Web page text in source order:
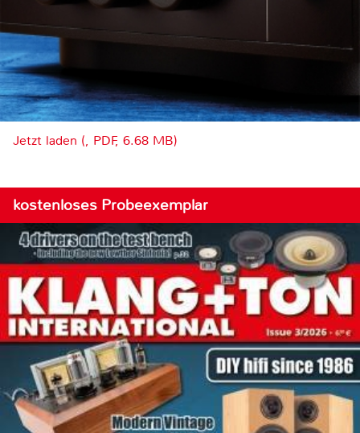
Jetzt laden (, PDF, 6.68 MB)
kostenloses Probeexemplar